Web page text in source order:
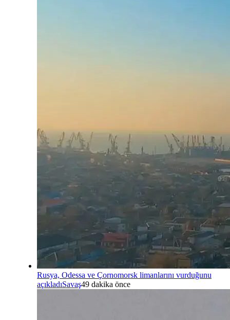
Rusya, Odessa ve Çornomorsk limanlarını vurduğunu
açıkladıSavaş49 dakika önce